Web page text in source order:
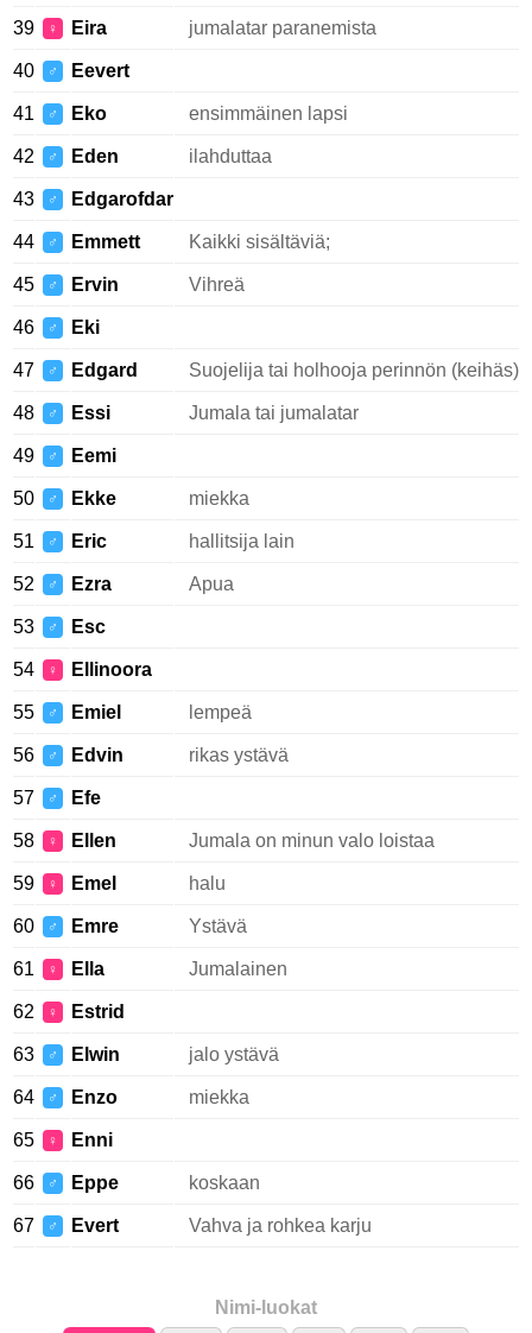
39 ♀ Eira jumalatar paranemista
40 ♂ Eevert
41 ♂ Eko ensimmäinen lapsi
42 ♂ Eden ilahduttaa
43 ♂ Edgarofdar
44 ♂ Emmett Kaikki sisältäviä;
45 ♂ Ervin Vihreä
46 ♂ Eki
47 ♂ Edgard Suojelija tai holhooja perinnön (keihäs)
48 ♂ Essi Jumala tai jumalatar
49 ♂ Eemi
50 ♂ Ekke miekka
51 ♂ Eric hallitsija lain
52 ♂ Ezra Apua
53 ♂ Esc
54 ♀ Ellinoora
55 ♂ Emiel lempeä
56 ♂ Edvin rikas ystävä
57 ♂ Efe
58 ♀ Ellen Jumala on minun valo loistaa
59 ♀ Emel halu
60 ♂ Emre Ystävä
61 ♀ Ella Jumalainen
62 ♀ Estrid
63 ♂ Elwin jalo ystävä
64 ♂ Enzo miekka
65 ♀ Enni
66 ♂ Eppe koskaan
67 ♂ Evert Vahva ja rohkea karju
Nimi-luokat